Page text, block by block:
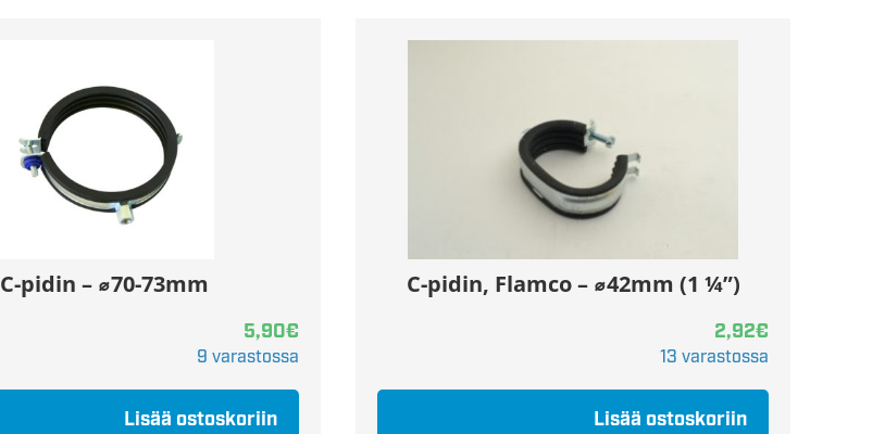
C-pidin – ⌀70-73mm
5,90€
9 varastossa
Lisää ostoskoriin
C-pidin, Flamco – ⌀42mm (1 ¼”)
2,92€
13 varastossa
Lisää ostoskoriin